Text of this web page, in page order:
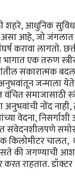
शहरे, आधुनिक
असा आहे, जो
करावा लागतो.
एक तरुण
सकारात्मक
जन्माला
समाजासाठी
नोंद
वेदना, निसर्गाशी
संवेदनशीलपणे
किलोमीटर
की जगण्याची
राहतात. डॉक्टर